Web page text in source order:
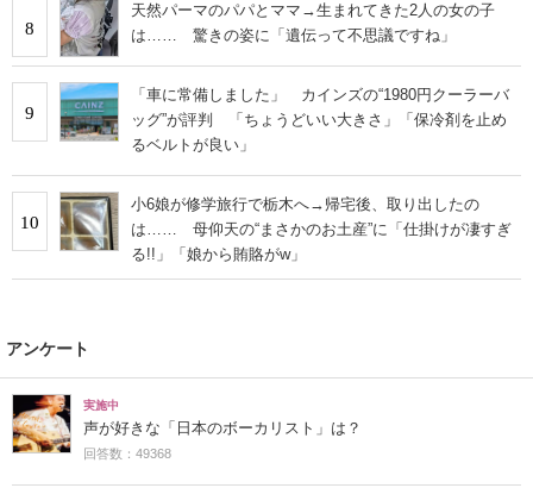
8
天然パーマのパパとママ→生まれてきた2人の女の子
は…… 驚きの姿に「遺伝って不思議ですね」
9
「車に常備しました」 カインズの“1980円クーラーバ
ッグ”が評判 「ちょうどいい大きさ」「保冷剤を止め
るベルトが良い」
10
小6娘が修学旅行で栃木へ→帰宅後、取り出したの
は…… 母仰天の“まさかのお土産”に「仕掛けが凄すぎ
る!!」「娘から賄賂がw」
アンケート
実施中
声が好きな「日本のボーカリスト」は？
回答数：49368